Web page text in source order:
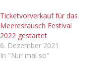
Ticketvorverkauf für das
Meeresrausch Festival
2022 gestartet
6. Dezember 2021
In "Nur mal so"